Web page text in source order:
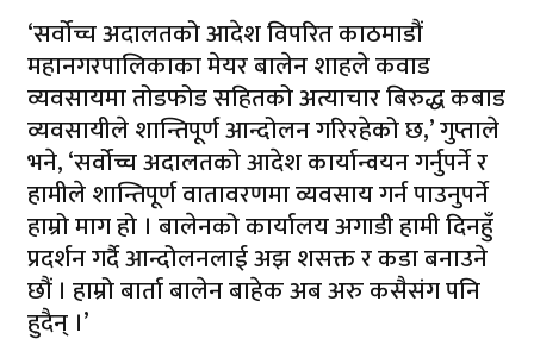
‘सर्वोच्च अदालतको आदेश विपरित काठमाडौं
महानगरपालिकाका मेयर बालेन शाहले कवाड
व्यवसायमा तोडफोड सहितको अत्याचार बिरुद्ध कबाड
व्यवसायीले शान्तिपूर्ण आन्दोलन गरिरहेको छ,’ गुप्ताले
भने, ‘सर्वोच्च अदालतको आदेश कार्यान्वयन गर्नुपर्ने र
हामीले शान्तिपूर्ण वातावरणमा व्यवसाय गर्न पाउनुपर्ने
हाम्रो माग हो । बालेनको कार्यालय अगाडी हामी दिनहुँ
प्रदर्शन गर्दै आन्दोलनलाई अझ शसक्त र कडा बनाउने
छौं । हाम्रो बार्ता बालेन बाहेक अब अरु कसैसंग पनि
हुदैन् ।’